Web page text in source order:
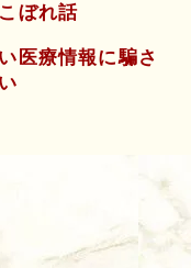
ぼれ話
医療情報に騙さ
ついて